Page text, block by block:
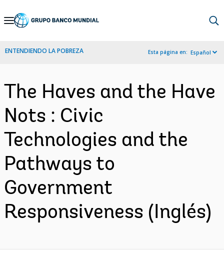
Skip
Navigation
ENTENDIENDO LA POBREZA Esta página en: Español
The Haves and the Have
Nots : Civic
Technologies and the
Pathways to
Government
Responsiveness (Inglés)